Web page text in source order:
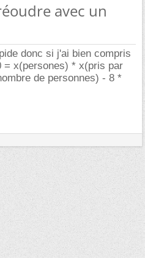
avec un
donc si j'ai bien compris
= x(persones) * x(pris par
de personnes) - 8 *